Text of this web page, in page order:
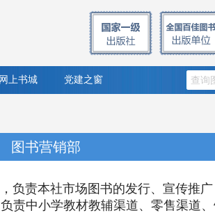
网上书城 党建之窗
图书营销部
负责本社市场图书的发行、宣传推
责中小学教材教辅渠道、零售渠道